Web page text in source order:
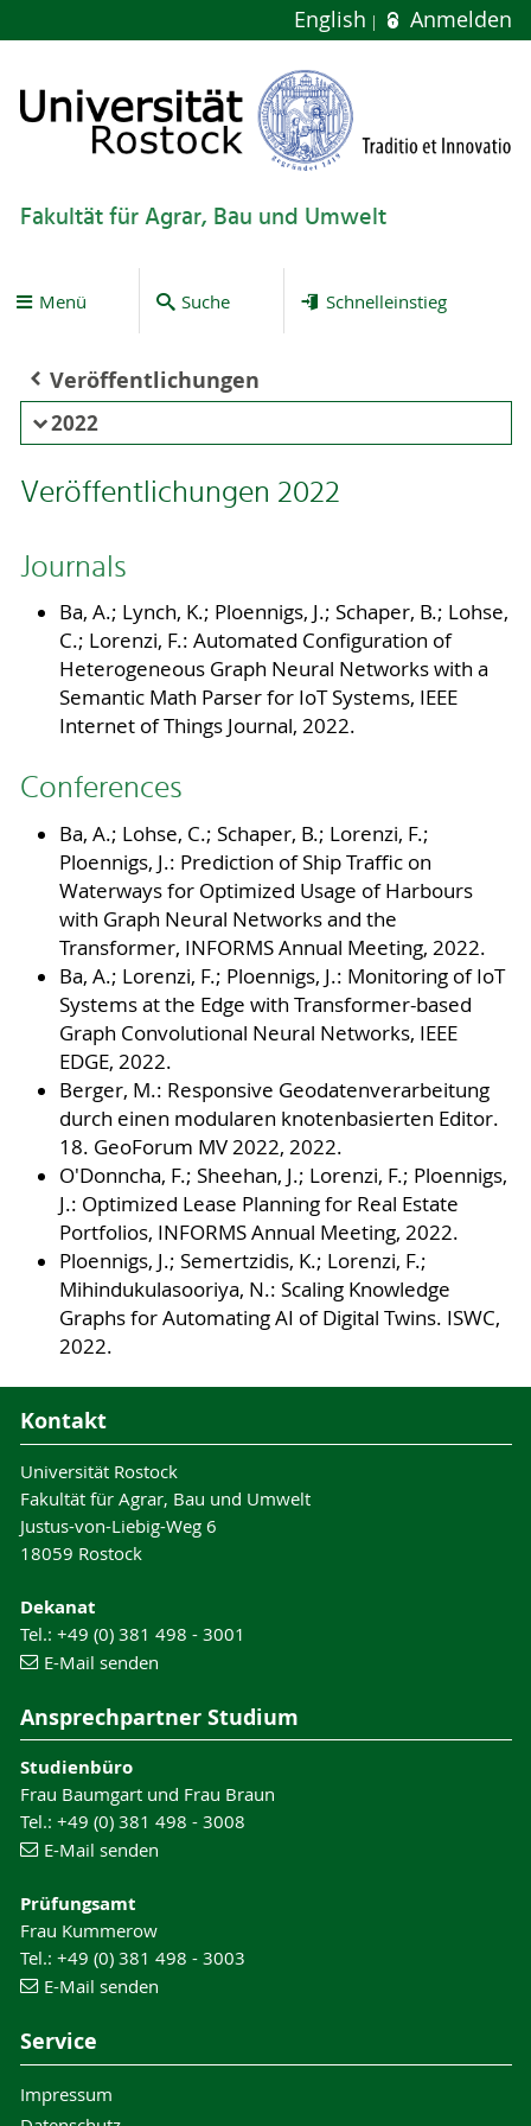
English Anmelden
Fakultät für Agrar, Bau und Umwelt
Menü Suche Schnelleinstieg
Veröffentlichungen
2022
Veröffentlichungen 2022
Journals
Ba, A.; Lynch, K.; Ploennigs, J.; Schaper, B.; Lohse,
C.; Lorenzi, F.: Automated Configuration of
Heterogeneous Graph Neural Networks with a
Semantic Math Parser for IoT Systems, IEEE
Internet of Things Journal, 2022.
Conferences
Ba, A.; Lohse, C.; Schaper, B.; Lorenzi, F.;
Ploennigs, J.: Prediction of Ship Traffic on
Waterways for Optimized Usage of Harbours
with Graph Neural Networks and the
Transformer, INFORMS Annual Meeting, 2022.
Ba, A.; Lorenzi, F.; Ploennigs, J.: Monitoring of IoT
Systems at the Edge with Transformer-based
Graph Convolutional Neural Networks, IEEE
EDGE, 2022.
Berger, M.: Responsive Geodatenverarbeitung
durch einen modularen knotenbasierten Editor.
18. GeoForum MV 2022, 2022.
O'Donncha, F.; Sheehan, J.; Lorenzi, F.; Ploennigs,
J.: Optimized Lease Planning for Real Estate
Portfolios, INFORMS Annual Meeting, 2022.
Ploennigs, J.; Semertzidis, K.; Lorenzi, F.;
Mihindukulasooriya, N.: Scaling Knowledge
Graphs for Automating AI of Digital Twins. ISWC,
2022.
Kontakt
Universität Rostock
Fakultät für Agrar, Bau und Umwelt
Justus-von-Liebig-Weg 6
18059 Rostock
Dekanat
Tel.: +49 (0) 381 498 - 3001
E-Mail senden
Ansprechpartner Studium
Studienbüro
Frau Baumgart und Frau Braun
Tel.: +49 (0) 381 498 - 3008
E-Mail senden
Prüfungsamt
Frau Kummerow
Tel.: +49 (0) 381 498 - 3003
E-Mail senden
Service
Impressum